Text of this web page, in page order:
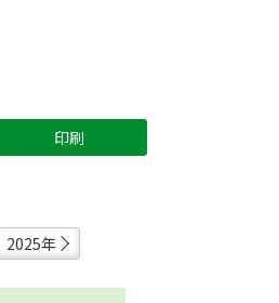
印刷
2025年